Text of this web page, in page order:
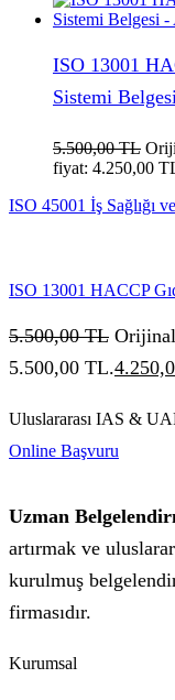
ISO 13001
Sistemi
5.500,00TL
fiyat: 4.250,00
ISO 45001 İş Sağlığı
ISO 13001 HACCP
5.500,00TL
5.500,00 TL.
Uluslararası IAS &
Online Başvuru
Uzman
artırmak ve
kurulmuş
firmasıdır.
Kurumsal